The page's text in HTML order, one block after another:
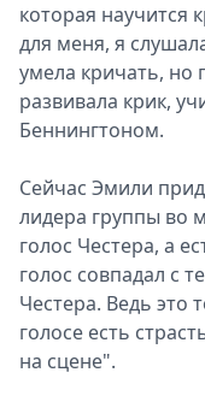
которая научится
для меня, я
умела кричать, но
развивала крик,
Беннингтоном.
Сейчас Эмили
лидера группы во
голос Честера, а
голос совпадал с
Честера. Ведь это
голосе есть
на сцене".